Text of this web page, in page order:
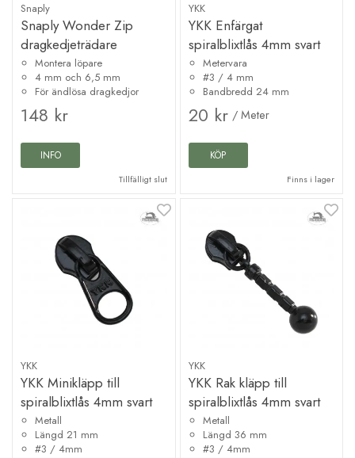
Snaply
Snaply Wonder Zip
dragkedjeträdare
Montera löpare
4 mm och 6,5 mm
För ändlösa dragkedjor
148 kr
INFO
Tillfälligt slut
YKK
YKK Enfärgat
spiralblixtlås 4mm svart
Metervara
#3 / 4 mm
Bandbredd 24 mm
20 kr / Meter
KÖP
Finns i lager
YKK
YKK Minikläpp till
spiralblixtlås 4mm svart
Metall
Längd 21 mm
#3 / 4mm
YKK
YKK Rak kläpp till
spiralblixtlås 4mm svart
Metall
Längd 36 mm
#3 / 4mm